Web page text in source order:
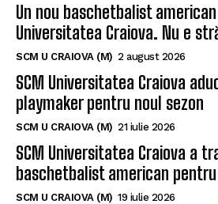
Un nou baschetbalist
Universitatea Craiova. Nu e
SCM U CRAIOVA (M) 2 august 2026
SCM Universitatea Craiova
playmaker pentru noul sezon
SCM U CRAIOVA (M) 21 iulie 2026
SCM Universitatea Craiova a
baschetbalist american
SCM U CRAIOVA (M) 19 iulie 2026